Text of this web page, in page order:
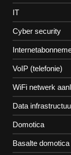
IT
Cyber security
VoIP (telefonie)
WiFi netwerk
Data
Domotica
Basalte domotica